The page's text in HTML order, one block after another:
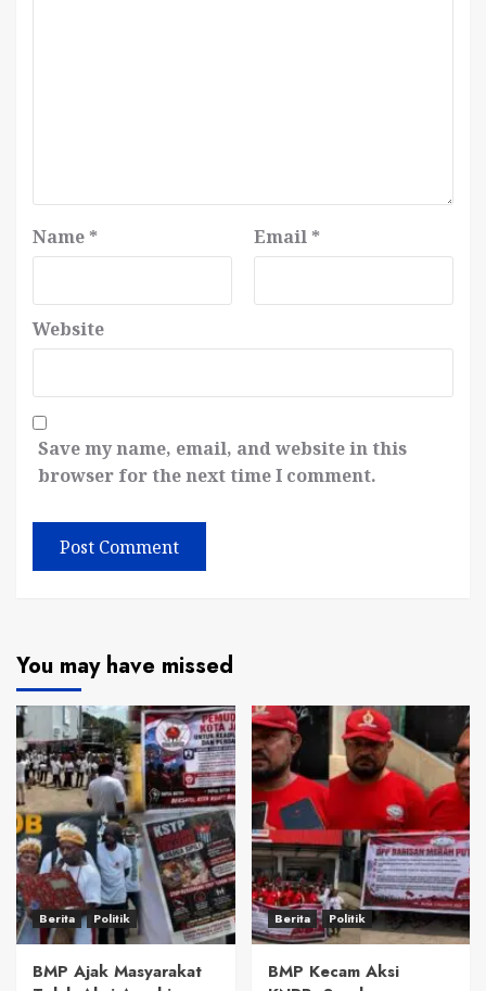
Name * Email *
Website
Save my name, email, and website in this
browser for the next time I comment.
You may have missed
Berita Politik
BMP Ajak Masyarakat
Berita Politik
BMP Kecam Aksi